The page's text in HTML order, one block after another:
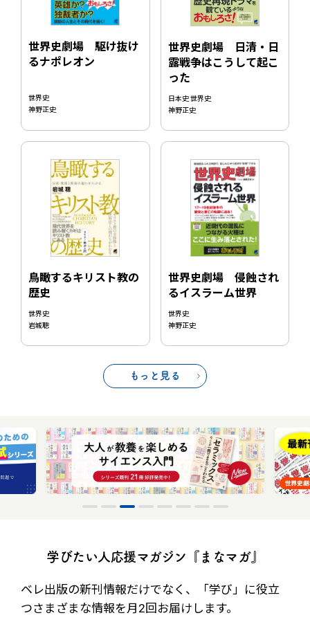
世界史劇場 駆け抜け
るナポレオン
世界史
神野正史
世界史劇場 日清・日
露戦争はこうして起こ
った
日本史 世界史
神野正史
鳥瞰するキリスト教の
歴史
世界史
岩城聰
世界史劇場 侵蝕され
るイスラーム世界
世界史
神野正史
もっと見る
学びたい人応援マガジン『まなマガ』
ベレ出版の新刊情報だけでなく、
「学び」に役立
つさまざまな情報を月2回お届けします。